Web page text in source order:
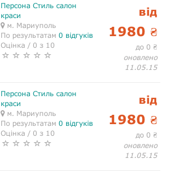
Персона Стиль салон
краси
м. Мариуполь
По результатам 0 відгуків
Оцінка / 0 з 10
від
1980 ₴
до 0 ₴
оновлено
11.05.15
Персона Стиль салон
краси
м. Мариуполь
По результатам 0 відгуків
Оцінка / 0 з 10
від
1980 ₴
до 0 ₴
оновлено
11.05.15